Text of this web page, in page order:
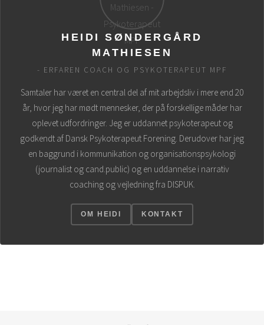
HEIDI SØNDERGÅRD
MATHIESEN
- ERFAREN COACH OG PSYKO­TERAPEUT MPF
Samtaler har været en central del af mit arbejdsliv i mere end 20
år, hvor jeg har mødt mennesker, der på forskellige måder har
oplevet udfordringer. Jeg er uddannet psykoterapeut og
godkendt af Dansk Psykoterapeut Forening. Derudover har jeg
en baggrund i kommunikation og organisationspsykologi
(journalist og cand.public) og en uddannelse i narrativ
coaching og vejledning fra DISPUK.
OM HEIDI KONTAKT